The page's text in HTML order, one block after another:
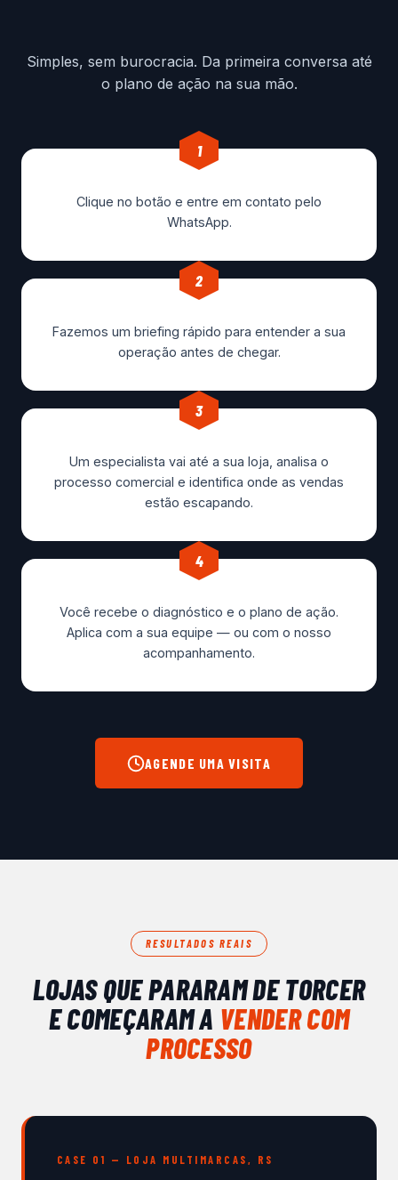
Simples, sem burocracia. Da primeira conversa até
o plano de ação na sua mão.
1
Clique no botão e entre em contato pelo
WhatsApp.
2
Fazemos um briefing rápido para entender a sua
operação antes de chegar.
3
Um especialista vai até a sua loja, analisa o
processo comercial e identifica onde as vendas
estão escapando.
4
Você recebe o diagnóstico e o plano de ação.
Aplica com a sua equipe — ou com o nosso
acompanhamento.
AGENDE UMA VISITA
RESULTADOS REAIS
LOJAS QUE PARARAM DE TORCER
E COMEÇARAM A VENDER COM
PROCESSO
CASE 01 — LOJA MULTIMARCAS, RS